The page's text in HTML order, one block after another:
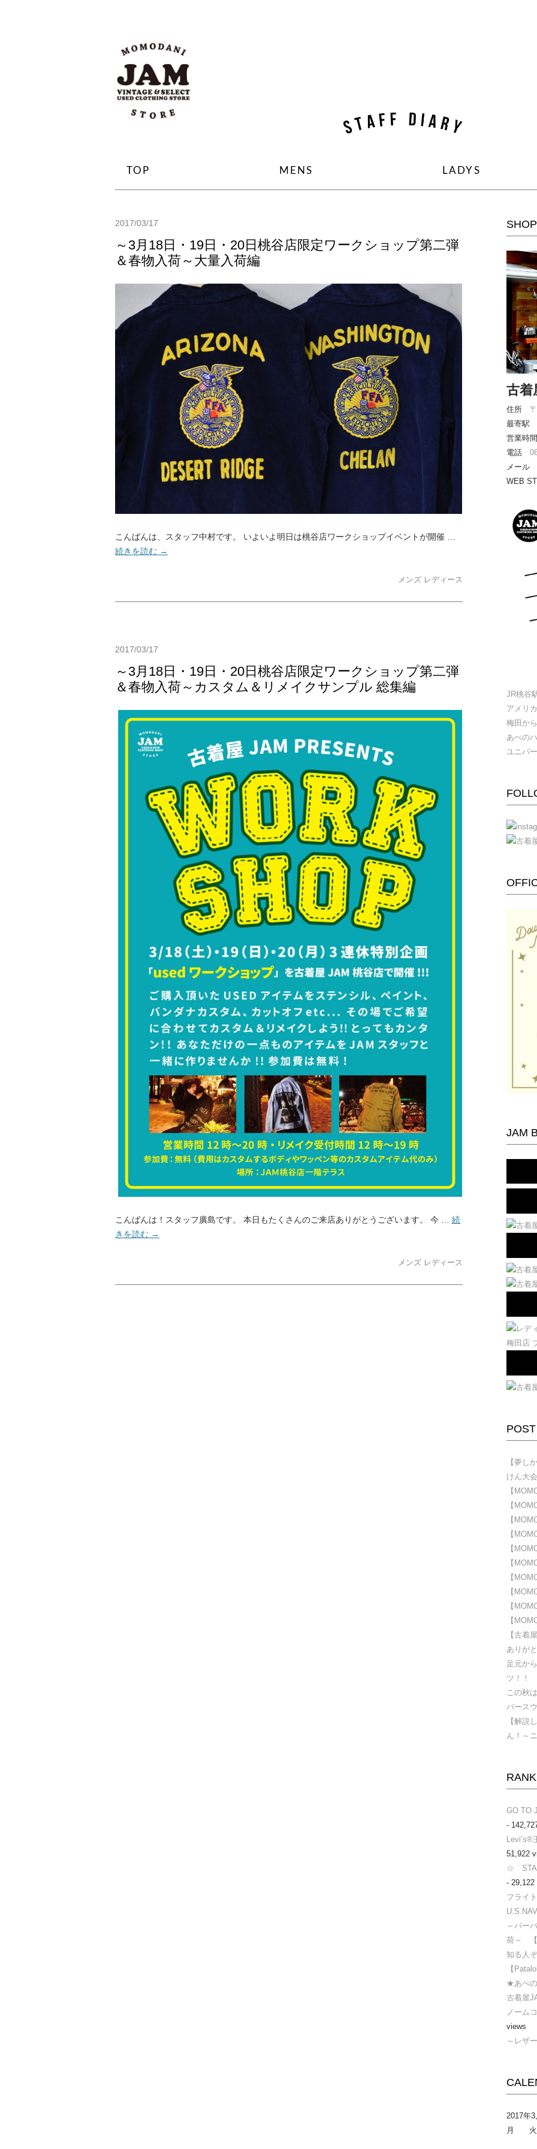
TOP MENS LADYS
2017/03/17
～3月18日・19日・20日桃谷店限定ワークショップ第二弾
＆春物入荷～大量入荷編
こんばんは、スタッフ中村です。 いよいよ明日は桃谷店ワークショップイベントが開催 …
続きを読む →
メンズ レディース
2017/03/17
～3月18日・19日・20日桃谷店限定ワークショップ第二弾
＆春物入荷～カスタム＆リメイクサンプル 総集編
こんばんは！スタッフ廣島です。 本日もたくさんのご来店ありがとうございます。 今 … 続
きを読む →
メンズ レディース
古着
住所
最寄駅
営業時
電話
メール
WEB
JR桃谷
アメリ
梅田か
あべの
ユニバ
JAM
POST
【夢し
けん大
【
【
【
【
【
【
【
【
【
【
【古着
ありが
足元か
ツ！！
この秋
バース
【解説
ん！～
GO TO
-
Levi’s®
51,922
☆
- 29,122
フライ
～バー
荷～ 【
知る人
【
★あべ
古着屋
ノーム
views
～レザ
2017年3
月
火